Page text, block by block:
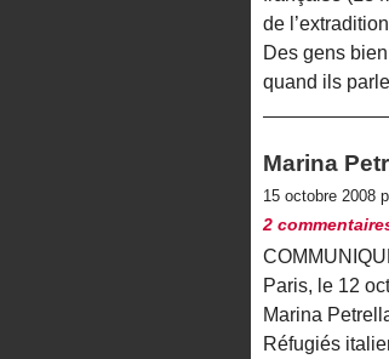
de
Des gens
quand ils
Marina
15 octobre 2008
2
Paris, le 12
Marina
Réfugiés